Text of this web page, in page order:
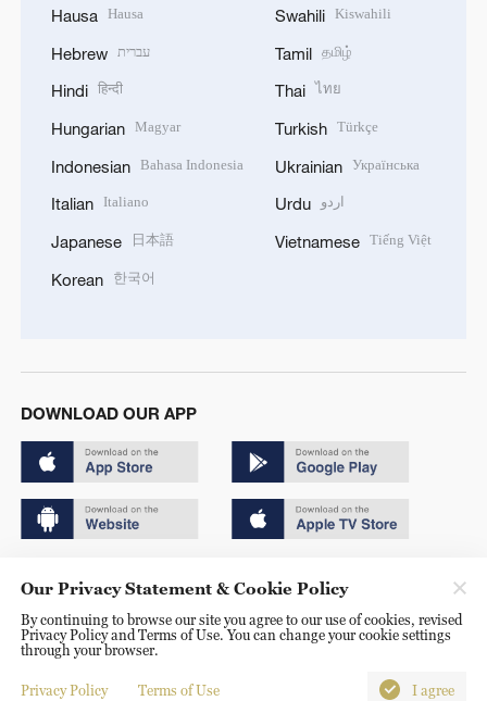
Hausa Hausa
Hebrew עברית
Hindi हिन्दी
Hungarian Magyar
Indonesian Bahasa Indonesia
Italian Italiano
Japanese 日本語
Korean 한국어
Swahili Kiswahili
Tamil தமிழ்
Thai ไทย
Turkish Türkçe
Ukrainian Українська
Urdu اردو
Vietnamese Tiếng Việt
DOWNLOAD OUR APP
京ICP备20000184号
京公网安备 11010502050052号
Disinformation report hotline: 010-85061466
Our Privacy Statement & Cookie Policy
By continuing to browse our site you agree to our use of cookies, revised
Privacy Policy and Terms of Use. You can change your cookie settings
through your browser.
Privacy Policy Terms of Use I agree